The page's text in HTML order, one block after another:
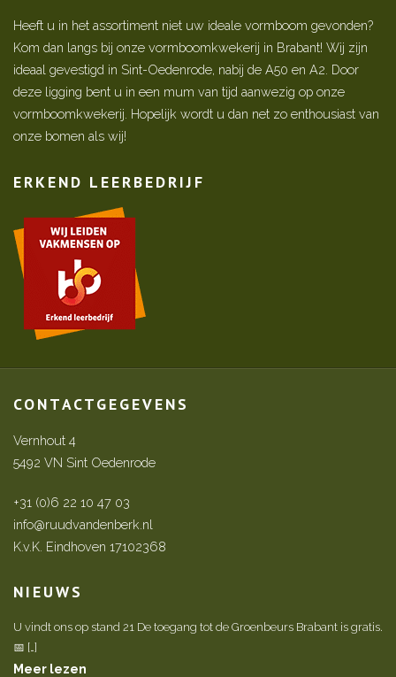
Heeft u in het assortiment niet uw ideale vormboom gevonden?
Kom dan langs bij onze vormboomkwekerij in Brabant! Wij zijn
ideaal gevestigd in Sint-Oedenrode, nabij de A50 en A2. Door
deze ligging bent u in een mum van tijd aanwezig op onze
vormboomkwekerij. Hopelijk wordt u dan net zo enthousiast van
onze bomen als wij!
ERKEND LEERBEDRIJF
CONTACTGEGEVENS
Vernhout 4
5492 VN Sint Oedenrode
+31 (0)6 22 10 47 03
info@ruudvandenberk.nl
K.v.K. Eindhoven 17102368
NIEUWS
U vindt ons op stand 21 De toegang tot de Groenbeurs Brabant is gratis.
📅 […]
Meer lezen